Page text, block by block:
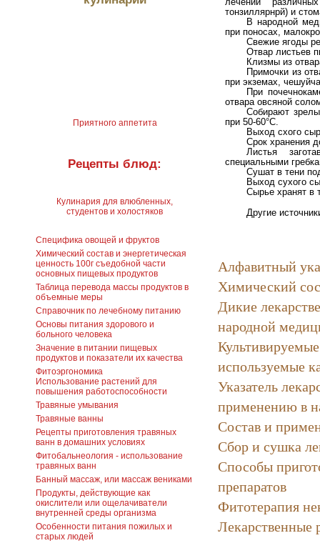
тонзиллярнрй) и
В народной
при поносах,
Свежие ягоды
Отвар листьев
Клизмы из
Примочки из
при экземах,
При
отвара овсяной
Собирают
при 50-60°С.
Выход схого
Срок хранения
Листья
специальными
Сушат в тени
Выход сухого
Сырье хранят в
Другие
Алфавитный
Химический
Дикие
народной
используемые
Указатель
применению в
Состав и
Сбор и сушка
Способы
препаратов
Фитотерапия
Лекарственные
Приятного аппетита
Рецепты блюд:
Кулинария для влюбленных,
студентов и холостяков
Специфика овощей и фруктов
Химический состав и энергетическая
ценность 100г съедобной части
основных пищевых продуктов
Таблица перевода массы продуктов в
объемные меры
Справочник по лечебному питанию
Основы питания здорового и
больного человека
Значение в питании пищевых
продуктов и показатели их качества
Фитоэргономика
Использование растений для
повышения работоспособности
Травяные умывания
Травяные ванны
Рецепты приготовления травяных
ванн в домашних условиях
Фитобальнеология - использование
травяных ванн
Банный массаж, или массаж вениками
Продукты, действующие как
окислители или ощелачиватели
внутренней среды организма
Особенности питания пожилых и
старых людей